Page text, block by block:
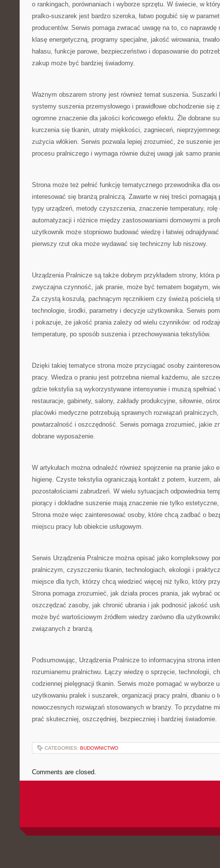
o rankingach, porównaniach i wyborze sprzętu. W świecie, w
pralko-suszarek jest bardzo szeroka, łatwo pogubić się w
producentów. Serwis pomaga zwracać uwagę na to, co
klasę energetyczną, programy specjalne, jakość wirowania,
hałasu, funkcje parowe, bezpieczeństwo i dopasowanie do
zakup może być bardziej świadomy.
Ważnym obszarem strony jest również temat suszenia. Suszarki
systemy suszenia przemysłowego i prawidłowe obchodzenie
ogromne znaczenie dla jakości końcowego efektu. Źle dobrane
kurczenia się tkanin, utraty miękkości, zagnieceń,
zużycia włókien. Serwis pozwala lepiej zrozumieć, że suszenie
procesu pralniczego i wymaga równie dużej uwagi jak samo
Strona może też pełnić funkcję tematycznego przewodnika dla
interesować się branżą pralniczą. Zawarte w niej treści pomagają
typy urządzeń, metody czyszczenia, znaczenie temperatury, rolę
automatyzacji i różnice między zastosowaniami domowymi a
użytkownik może stopniowo budować wiedzę i łatwiej
pierwszy rzut oka może wydawać się techniczny lub niszowy.
Urządzenia Pralnicze są także dobrym przykładem strony, która
zwyczajna czynność, jak pranie, może być tematem bogatym,
Za czystą koszulą, pachnącym ręcznikiem czy świeżą pościelą
technologie, środki, parametry i decyzje użytkownika. Serwis
i pokazuje, że jakość prania zależy od wielu czynników: od
temperaturę, po sposób suszenia i przechowywania tekstyliów.
Dzięki takiej tematyce strona może przyciągać osoby
pracy. Wiedza o praniu jest potrzebna niemal każdemu, ale
gdzie tekstylia są wykorzystywane intensywnie i muszą spełniać
restauracje, gabinety, salony, zakłady produkcyjne, siłownie,
placówki medyczne potrzebują sprawnych rozwiązań
powtarzalność i oszczędność. Serwis pomaga zrozumieć, jakie
dobrane wyposażenie.
W artykułach można odnaleźć również spojrzenie na pranie jako
higienę. Czyste tekstylia ograniczają kontakt z potem, kurzem,
pozostałościami zabrudzeń. W wielu sytuacjach odpowiednia
piorący i dokładne suszenie mają znaczenie nie tylko
Strona może więc zainteresować osoby, które chcą zadbać o
miejscu pracy lub obiekcie usługowym.
Serwis Urządzenia Pralnicze można opisać jako kompleksowy
pralniczym, czyszczeniu tkanin, technologiach, ekologii i
miejsce dla tych, którzy chcą wiedzieć więcej niż tylko, który
Strona pomaga zrozumieć, jak działa proces prania, jak wybrać
oszczędzać zasoby, jak chronić ubrania i jak podnosić jakość
może być wartościowym źródłem wiedzy zarówno dla
związanych z branżą.
Podsumowując, Urządzenia Pralnicze to informacyjna strona
rozumianemu pralnictwu. Łączy wiedzę o sprzęcie, technologii,
codziennej pielęgnacji tkanin. Serwis może pomagać w wyborze
użytkowaniu pralek i suszarek, organizacji pracy pralni, dbaniu o
nowoczesnych rozwiązań stosowanych w branży. To przydatne
prać skuteczniej, oszczędniej, bezpieczniej i bardziej świadomie.
CATEGORIES: BUDOWNICTWO
Comments are closed.